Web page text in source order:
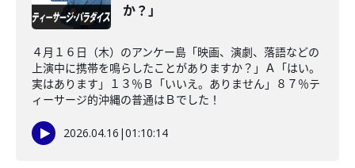
か？」
４月１６日（木）のアンケー島「映画、演劇、落語などの
上演中に携帯を鳴らしたことがありますか？」Ａ「はい。
実はあります」１３％Ｂ「いいえ。ありません」８７％テ
ィーサージ的沖縄の普通はＢでした！
2026.04.16 |01:10:14